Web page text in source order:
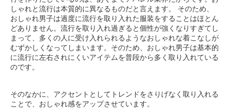
しゃれと流行は本質的に異なるものだと言えます。 そのため、
おしゃれ男子は過度に流行を取り入れた服装をすることはほとん
どありません。流行を取り入れ過ぎると個性が強くなりすぎてし
まって、多くの人に受け入れられるようなおしゃれな着こなしが
むずかしくなってしまいます。そのため、おしゃれ男子は基本的
に流行に左右されにくいアイテムを普段から多く取り入れている
のです。
そのなかに、アクセントとしてトレンドをさりげなく取り入れる
ことで、おしゃれ感をアップさせています。